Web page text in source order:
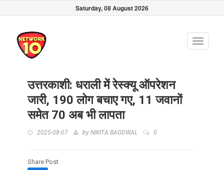
Saturday, 08 August 2026
Toggle
उत्तरकाशी: धराली में रेस्क्यू ऑपरेशन
जारी, 190 लोग बचाए गए, 11 जवानों
समेत 70 अब भी लापता
2025-08-07 by NIKITA BAGDWAL 0
Share Post